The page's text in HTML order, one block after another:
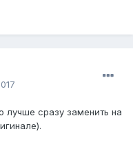
лучше сразу заменить на